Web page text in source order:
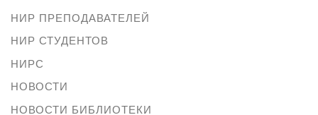
НИР ПРЕПОДАВАТЕЛЕЙ
НИР СТУДЕНТОВ
НИРС
НОВОСТИ
НОВОСТИ БИБЛИОТЕКИ